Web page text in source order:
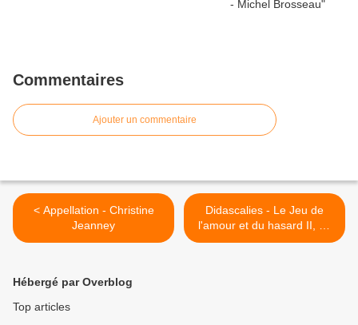
Commentaires
Ajouter un commentaire
< Appellation - Christine
Jeanney
Didascalies - Le Jeu de
l'amour et du hasard II, 13
>
Hébergé par Overblog
Top articles